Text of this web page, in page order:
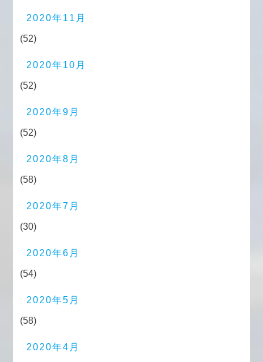
2020年11月
(52)
2020年10月
(52)
2020年9月
(52)
2020年8月
(58)
2020年7月
(30)
2020年6月
(54)
2020年5月
(58)
2020年4月